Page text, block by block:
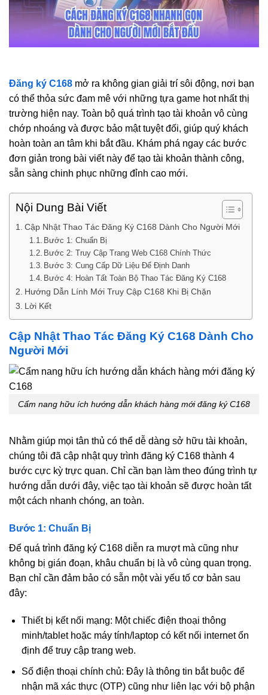
Đăng ký C168 mở ra không gian giải trí sôi động, nơi bạn
có thể thỏa sức đam mê với những tựa game hot nhất thị
trường hiện nay. Toàn bộ quá trình tạo tài khoản vô cùng
chớp nhoáng và được bảo mật tuyệt đối, giúp quý khách
hoàn toàn an tâm khi bắt đầu. Khám phá ngay các bước
đơn giản trong bài viết này để tạo tài khoản thành công,
sẵn sàng chinh phục những đỉnh cao mới.
Nội Dung Bài Viết
Cập Nhật Thao Tác Đăng Ký C168 Dành Cho Người Mới
Bước 1: Chuẩn Bị
Bước 2: Truy Cập Trang Web C168 Chính Thức
Bước 3: Cung Cấp Dữ Liệu Để Định Danh
Bước 4: Hoàn Tất Toàn Bộ Thao Tác Đăng Ký C168
Hướng Dẫn Lính Mới Truy Cập C168 Khi Bị Chặn
Lời Kết
Cập Nhật Thao Tác Đăng Ký C168 Dành Cho
Người Mới
Cẩm nang hữu ích hướng dẫn khách hàng mới đăng ký C168
Nhằm giúp mọi tân thủ có thể dễ dàng sở hữu tài khoản,
chúng tôi đã cập nhật quy trình đăng ký C168 thành 4
bước cực kỳ trực quan. Chỉ cần bạn làm theo đúng trình tự
hướng dẫn dưới đây, việc tạo tài khoản sẽ được hoàn tất
một cách nhanh chóng, an toàn.
Bước 1: Chuẩn Bị
Để quá trình đăng ký C168 diễn ra mượt mà cũng như
không bị gián đoạn, khâu chuẩn bị là vô cùng quan trọng.
Bạn chỉ cần đảm bảo có sẵn một vài yếu tố cơ bản sau
đây:
Thiết bị kết nối mạng: Một chiếc điện thoại thông
minh/tablet hoặc máy tính/laptop có kết nối internet ổn
định để truy cập trang web.
Số điện thoại chính chủ: Đây là thông tin bắt buộc để
nhận mã xác thực (OTP) cũng như liên lạc với bộ phận